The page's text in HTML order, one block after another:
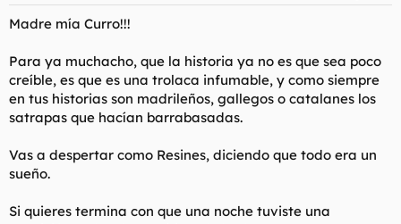
Madre mía Curro!!!
Para ya muchacho, que la historia ya no es que sea poco
creíble, es que es una trolaca infumable, y como siempre
en tus historias son madrileños, gallegos o catalanes los
satrapas que hacían barrabasadas.
Vas a despertar como Resines, diciendo que todo era un
sueño.
Si quieres termina con que una noche tuviste una